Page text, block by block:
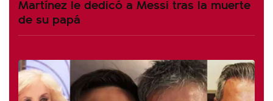
Martínez le dedicó a Messi tras la muerte
de su papá